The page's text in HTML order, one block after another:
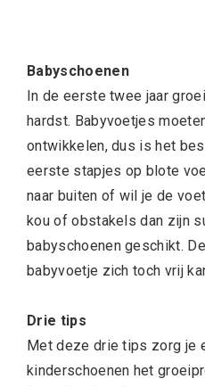
Babyschoenen
In de eerste twee jaar
hardst. Babyvoetjes
ontwikkelen, dus is het
eerste stapjes op blote
naar buiten of wil je de
kou of obstakels dan zijn
babyschoenen geschikt.
babyvoetje zich toch vrij
Drie tips
Met deze drie tips zorg je
kinderschoenen het